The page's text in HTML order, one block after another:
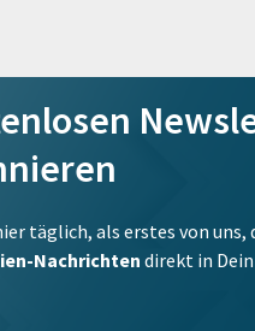
täglich, als erstes von uns,
Nachrichten direkt in